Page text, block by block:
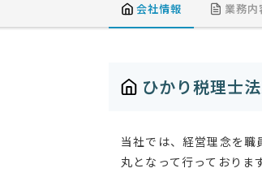
会社情報 業務
ひかり税理士
当社では、経営理念を
丸となって行っております